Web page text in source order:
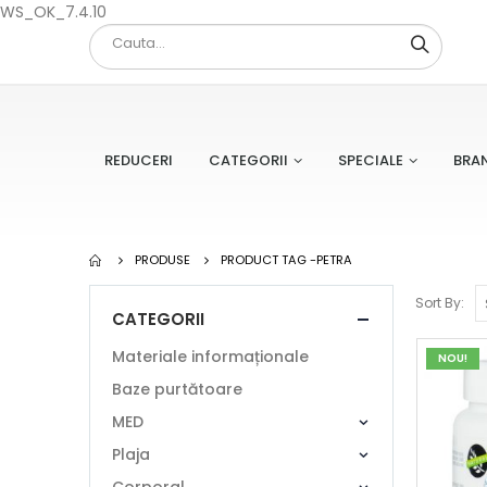
WS_OK_7.4.10
REDUCERI CATEGORII SPECIALE
PRODUSE PRODUCT TAG -PETRA
Sort By:
NOU!
CATEGORII
Materiale informaționale
Baze purtătoare
MED
Plaja